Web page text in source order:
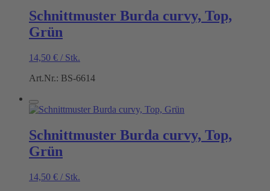
Schnittmuster Burda curvy, Top,
Grün
14,50 € / Stk.
Art.Nr.: BS-6614
Schnittmuster Burda curvy, Top,
Grün
14,50 € / Stk.